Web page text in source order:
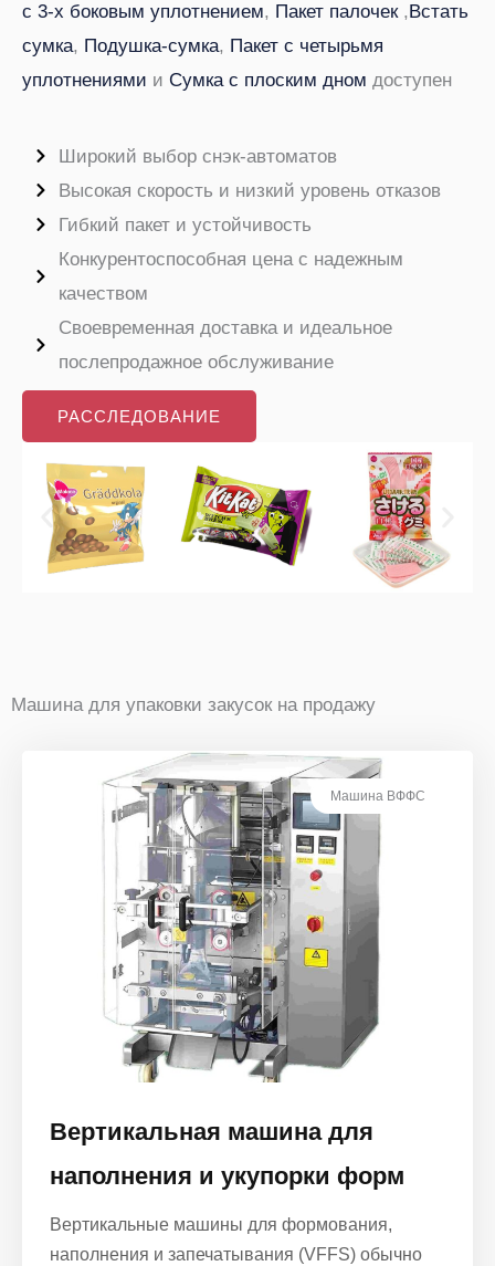
с 3-х боковым уплотнением, Пакет палочек, Встать
сумка, Подушка-сумка, Пакет с четырьмя
уплотнениями и Сумка с плоским дном доступен
Широкий выбор снэк-автоматов
Высокая скорость и низкий уровень отказов
Гибкий пакет и устойчивость
Конкурентоспособная цена с надежным
качеством
Своевременная доставка и идеальное
послепродажное обслуживание
РАССЛЕДОВАНИЕ
Машина для упаковки закусок на продажу
Машина ВФФС
Вертикальная машина для
наполнения и укупорки форм
Вертикальные машины для формования,
наполнения и запечатывания (VFFS) обычно